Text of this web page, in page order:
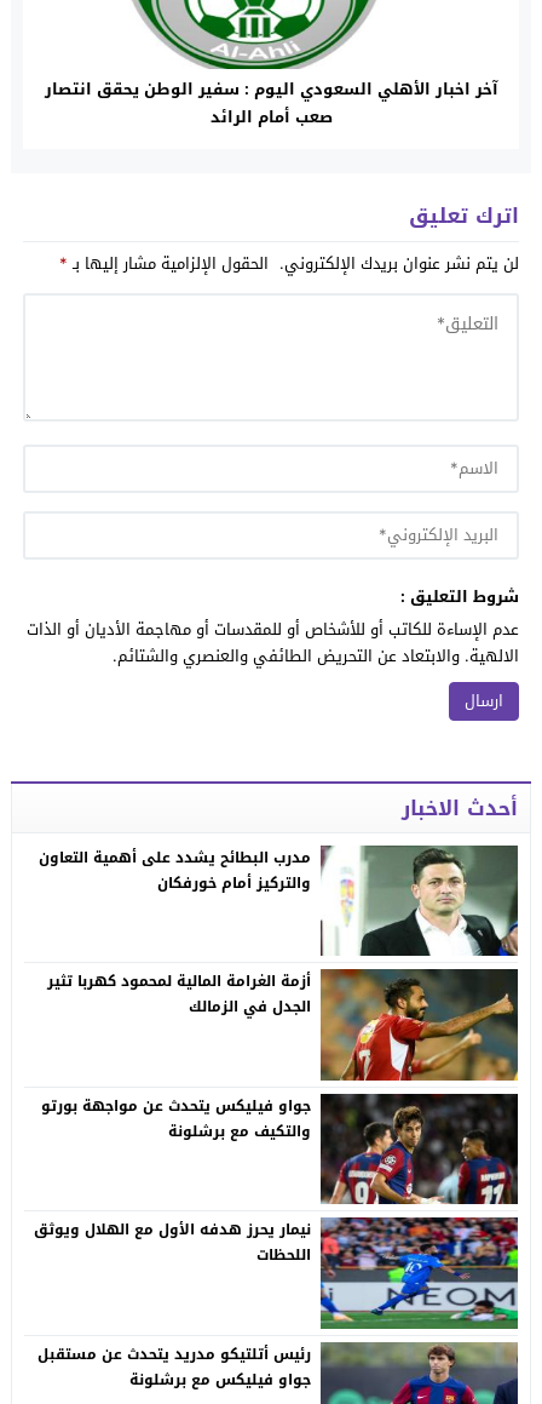
آخر اخبار الأهلي السعودي اليوم : سفير الوطن يحقق انتصار
صعب أمام الرائد
اترك تعليق
لن يتم نشر عنوان بريدك الإلكتروني. الحقول الإلزامية مشار إليها بـ*
شروط التعليق :
عدم الإساءة للكاتب أو للأشخاص أو للمقدسات أو مهاجمة الأديان أو الذات
الالهية. والابتعاد عن التحريض الطائفي والعنصري والشتائم.
أحدث الاخبار
مدرب البطائح يشدد على أهمية التعاون
والتركيز أمام خورفكان
أزمة الغرامة المالية لمحمود كهربا تثير
الجدل في الزمالك
جواو فيليكس يتحدث عن مواجهة بورتو
والتكيف مع برشلونة
نيمار يحرز هدفه الأول مع الهلال ويوثق
اللحظات
رئيس أتلتيكو مدريد يتحدث عن مستقبل
جواو فيليكس مع برشلونة